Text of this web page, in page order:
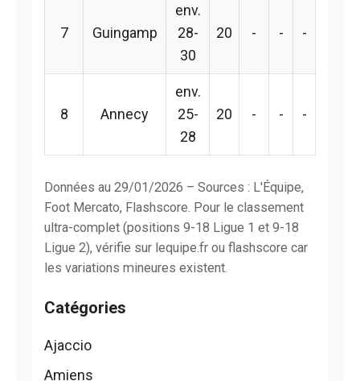
7 Guingamp
env.
28-
30
20 - - -
8 Annecy
env.
25-
28
20 - - -
Données au 29/01/2026 – Sources : L'Équipe,
Foot Mercato, Flashscore. Pour le classement
ultra-complet (positions 9-18 Ligue 1 et 9-18
Ligue 2), vérifie sur lequipe.fr ou flashscore car
les variations mineures existent.
Catégories
Ajaccio
Amiens